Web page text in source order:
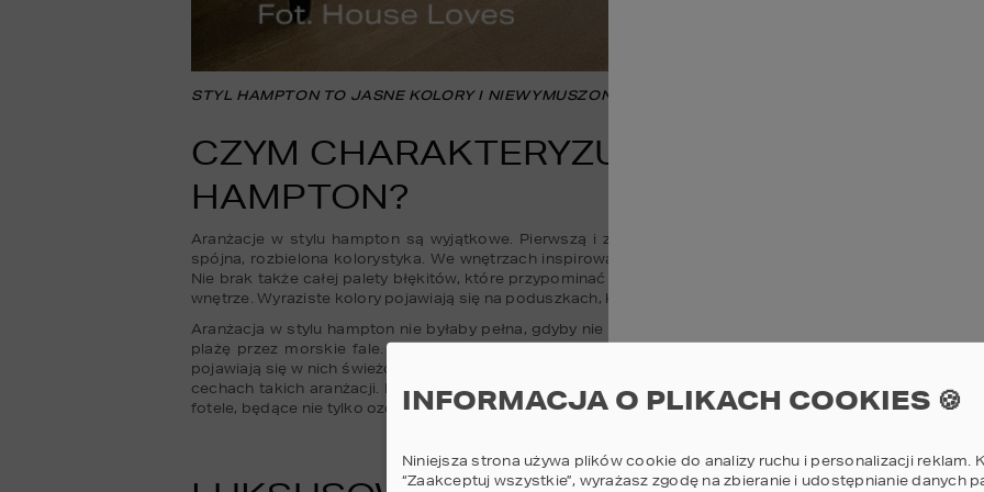
STYL HAMPTON TO JASNE KOLORY I NIEWYMUSZONA ELEGANCJA.
CZYM CHARAKTERYZUJĄ SIĘ WNĘTRZA W
HAMPTON?
Aranżacje w stylu hampton są wyjątkowe. Pierwszą i z pewnością najbardziej charakterystyczną
spójna, rozbielona kolorystyka. We wnętrzach inspirowanych amerykańską letnią rezydencją królują biel,
Nie brak także całej palety błękitów, które przypominać mają głębię oceanu. Tylko nieliczne akcenty
wnętrze. Wyraziste kolory pojawiają się na poduszkach, kocach, fakturze dywanu czy obrazach.
Aranżacja w stylu hampton nie byłaby pełna, gdyby nie elementy drewna i wikliny. Stanowią one
plażę przez morskie fale. Wnętrza w stylu hampton doskonale dopełniają także akcenty zieleni. Jakie
pojawiają się w nich świeżo ścięte kwiaty, trawa morska oraz rośliny o soczyście zielonych liściach. Nie
cechach takich aranżacji. Pomieszczenia w stylu hampton wyróżnia przestrzeń, wysokie, wpuszczające
fotele, będące nie tylko ozdobą, ale także miejscem relaksu.
INFORMACJA O PLIKACH COOKIES 🍪
Niniejsza strona używa plików cookie do analizy ruchu i personalizacji reklam.
“Zaakceptuj wszystkie”, wyrażasz zgodę na zbieranie i udostępnianie danych